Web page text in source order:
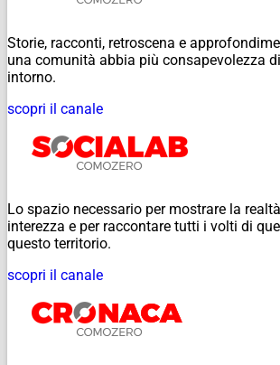
Storie, racconti, retroscena e
una comunità abbia più consapevolezza
intorno.
scopri il canale
Lo spazio necessario per mostrare la
interezza e per raccontare tutti i volti di
questo territorio.
scopri il canale